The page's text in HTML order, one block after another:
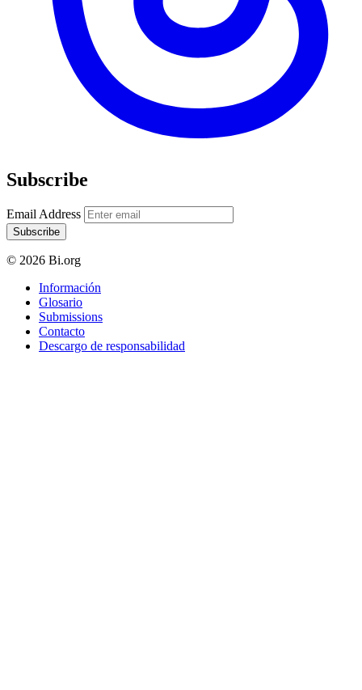
Subscribe
Email Address
Subscribe
© 2026 Bi.org
Información
Glosario
Submissions
Contacto
Descargo de responsabilidad